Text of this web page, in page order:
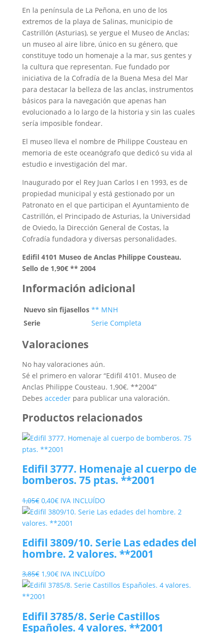
En la península de La Peñona, en uno de los
extremos de la playa de Salinas, municipio de
Castrillón (Asturias), se yergue el Museo de Anclas;
un museo al aire libre, único en su género, que
constituye todo un homenaje a la mar, sus gentes y
la cultura que representan. Fue fundado por
iniciativa de la Cofradía de la Buena Mesa del Mar
para destacar la belleza de las anclas, instrumentos
básicos para la navegación que apenas han
evolucionado a lo largo de la historia y sin las cuales
sería imposible fondear.
El museo lleva el nombre de Philippe Cousteau en
memoria de este oceanógrafo que dedicó su vida al
estudio e investigación del mar.
Inaugurado por el Rey Juan Carlos I en 1993, es de
propiedad municipal y está gestionado por un
Patronato en el que participan el Ayuntamiento de
Castrillón, el Principado de Asturias, la Universidad
de Oviedo, la Dirección General de Costas, la
Cofradía fundadora y diversas personalidades.
Edifil 4101 Museo de Anclas Philippe Cousteau.
Sello de 1,90€ ** 2004
Información adicional
Nuevo sin fijasellos ** MNH
Serie
Serie Completa
Valoraciones
No hay valoraciones aún.
Sé el primero en valorar “Edifil 4101. Museo de
Anclas Philippe Cousteau. 1,90€. **2004”
Debes accederpara publicar una valoración.
Productos relacionados
Edifil 3777. Homenaje al cuerpo de
bomberos. 75 ptas. **2001
1,05€ El
precio
original
1,05€.
0,40€El
precio
actual
0,40€.
IVA INCLUÍDO
Edifil 3809/10. Serie Las edades del
hombre. 2 valores. **2001
3,85€ El
precio
original
3,85€.
1,90€El
precio
1,90€.
IVA INCLUÍDO
Edifil 3785/8. Serie Castillos
Españoles. 4 valores. **2001